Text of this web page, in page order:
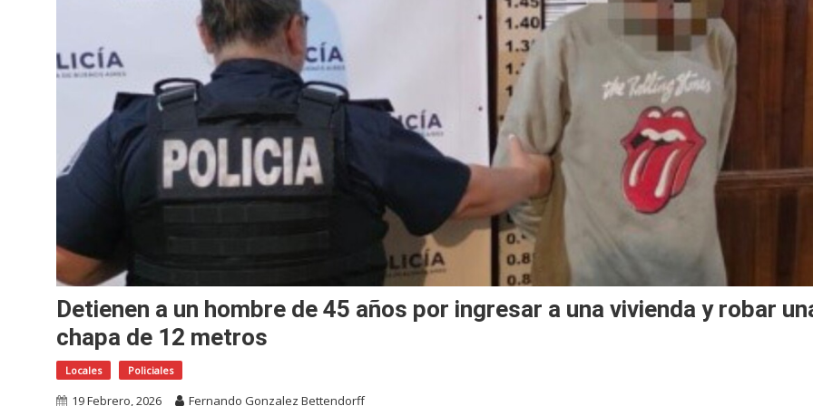
Detienen a un hombre de 45 años por ingresar a una vivienda y robar
chapa de 12 metros
Locales Policiales
19 Febrero, 2026 Fernando Gonzalez Bettendorff